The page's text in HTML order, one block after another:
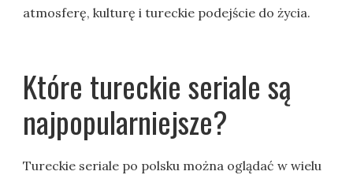
atmosferę, kulturę i tureckie podejście do życia.
Które tureckie seriale są
najpopularniejsze?
Tureckie seriale po polsku można oglądać w wielu